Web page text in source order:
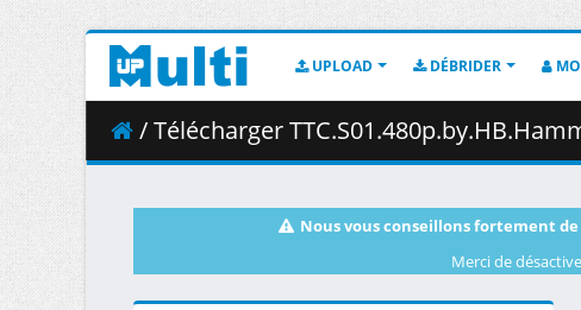
UPLOAD DÉBRIDER
/ Télécharger
Nous vous conseillons fortement
Merci de